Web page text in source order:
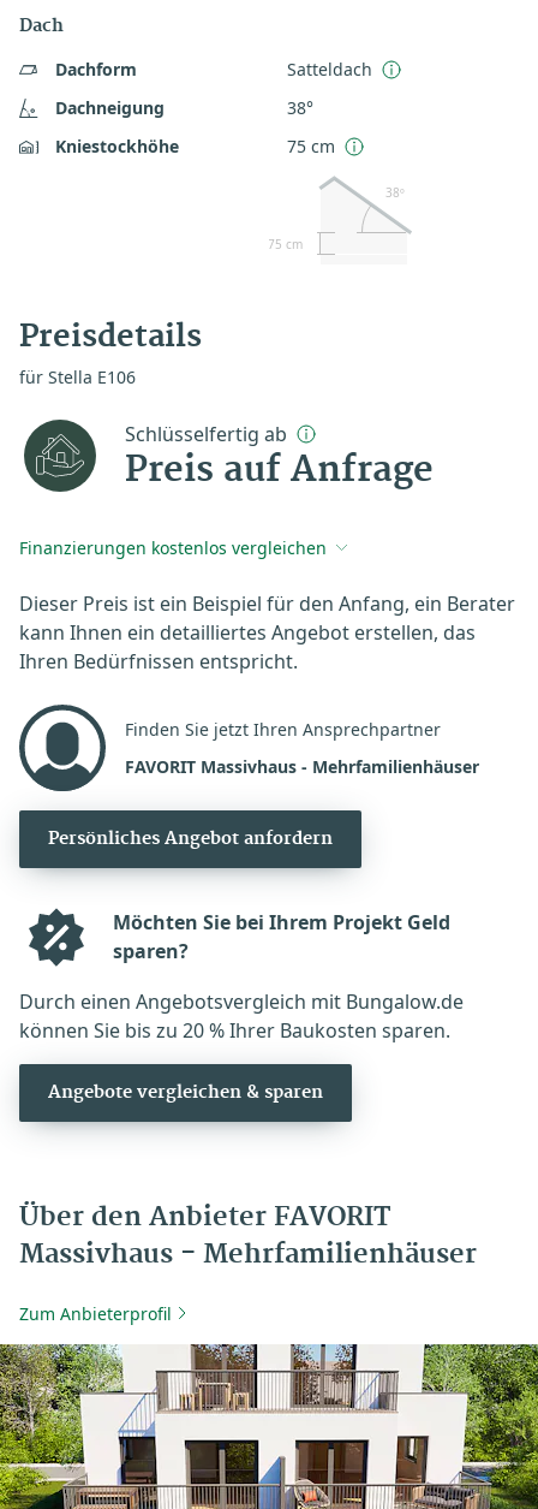
Dach
Dachform
Satteldach
Dachneigung
38°
Kniestockhöhe
75 cm
75 cm
38º
Preisdetails
für Stella E106
Schlüsselfertig ab
Preis auf Anfrage
Finanzierungen kostenlos vergleichen
Dieser Preis ist ein Beispiel für den Anfang, ein Berater
kann Ihnen ein detailliertes Angebot erstellen, das
Ihren Bedürfnissen entspricht.
Finden Sie jetzt Ihren Ansprechpartner
FAVORIT Massivhaus - Mehrfamilienhäuser
Persönliches Angebot anfordern
Möchten Sie bei Ihrem Projekt Geld
sparen?
Durch einen Angebotsvergleich mit Bungalow.de
können Sie bis zu 20 % Ihrer Baukosten sparen.
Angebote vergleichen & sparen
Über den Anbieter FAVORIT
Massivhaus - Mehrfamilienhäuser
Zum Anbieterprofil